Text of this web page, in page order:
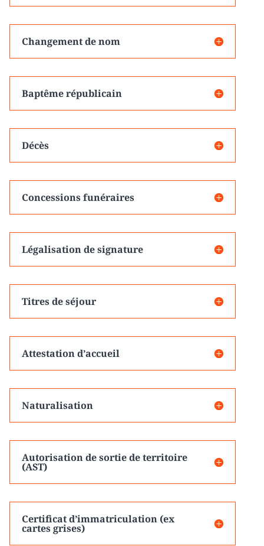
Changement de nom
Baptême républicain
Décès
Concessions funéraires
Légalisation de signature
Titres de séjour
Attestation d’accueil
Naturalisation
Autorisation de sortie de territoire
(AST)
Certificat d’immatriculation (ex
cartes grises)